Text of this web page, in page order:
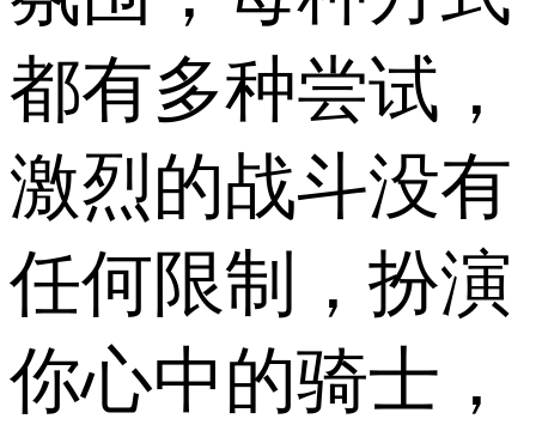
都有多种尝试，
激烈的战斗没有
任何限制，扮演
你心中的骑士，